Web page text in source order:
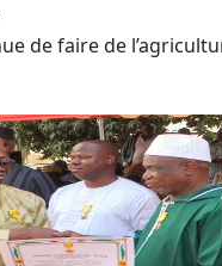
de faire de